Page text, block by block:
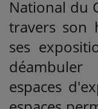
National du
travers son
ses
espaces